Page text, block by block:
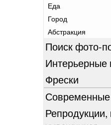
Еда
Город
Абстракция
Поиск фото-
Интерьерные
Фрески
Репродукции,